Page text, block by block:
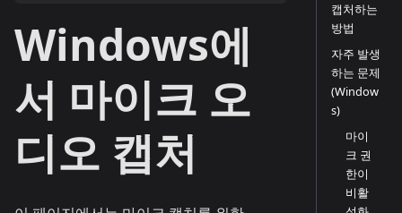
Windows에
서 마이크 오
디오 캡처
캡처하는
방법
자주 발생
하는 문제
(Window
s)
마이
크 권
한이
비활